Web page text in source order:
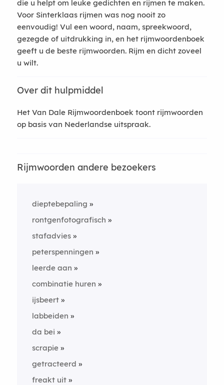
die u helpt om leuke gedichten en rijmen te maken.
Voor Sinterklaas rijmen was nog nooit zo
eenvoudig! Vul een woord, naam, spreekwoord,
gezegde of uitdrukking in, en het rijmwoordenboek
geeft u de beste rijmwoorden. Rijm en dicht zoveel
u wilt.
Over dit hulpmiddel
Het Van Dale Rijmwoordenboek toont rijmwoorden
op basis van Nederlandse uitspraak.
Rijmwoorden andere bezoekers
dieptebepaling
rontgenfotografisch
stafadvies
peterspenningen
leerde aan
combinatie huren
ijsbeert
labbeiden
da bei
scrapie
getracteerd
freakt uit